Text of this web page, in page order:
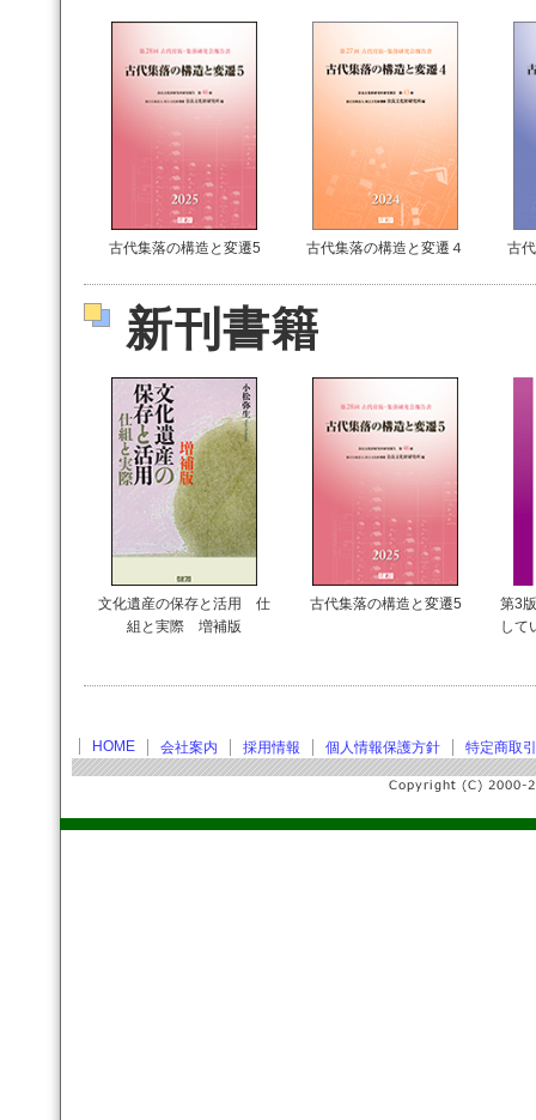
古代集落の構造と変遷5 古代集落の構造と変遷４ 古
新刊書籍
文化遺産の保存と活用 仕
組と実際 増補版
古代集落の構造と変遷5
第3
して
HOME 会社案内 採用情報 個人情報保護方針 特定商取